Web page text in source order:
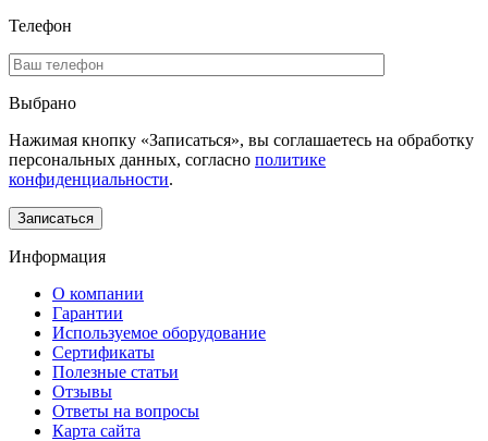
Телефон
Выбрано
Нажимая кнопку «Записаться», вы соглашаетесь на обработку
персональных данных, согласно политике
конфиденциальности.
Информация
О компании
Гарантии
Используемое оборудование
Сертификаты
Полезные статьи
Отзывы
Ответы на вопросы
Карта сайта